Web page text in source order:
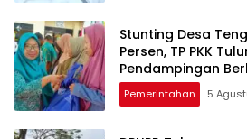
Stunting Desa
Persen, TP PKK
Pendampingan
Pemerintahan 5